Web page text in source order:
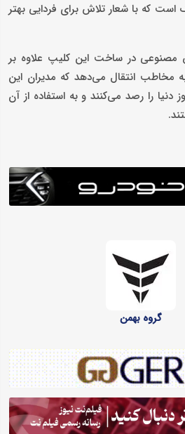
است که با شعار تلاش برای فردایی بهتر
مصنوعی در ساخت این کلیپ علاوه بر
مخاطب انتقال می‌دهد که مدیران این
دنیا را رصد می‌کنند و به استفاده از آن
گروه بهمن